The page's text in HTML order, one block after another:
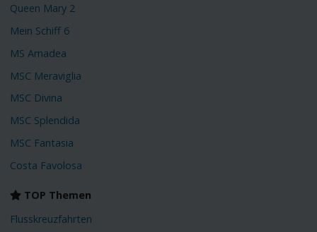
Queen Mary 2
Mein Schiff 6
MS Amadea
MSC Meraviglia
MSC Divina
MSC Splendida
MSC Fantasia
Costa Favolosa
TOP Themen
Flusskreuzfahrten